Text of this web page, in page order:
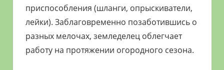
приспособления (шланги, опрыскиватели,
лейки). Заблаговременно позаботившись о
разных мелочах, земледелец облегчает
работу на протяжении огородного сезона.